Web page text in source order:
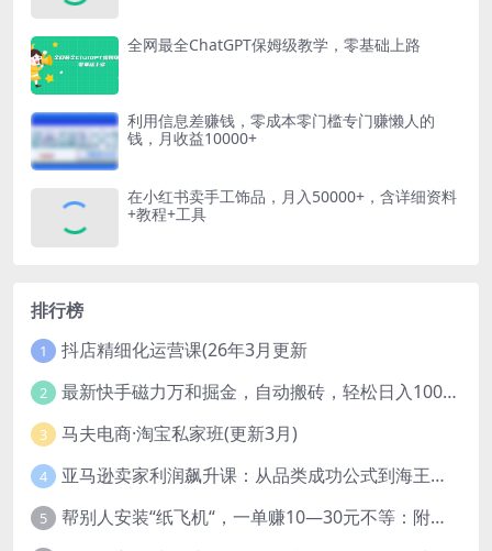
全网最全ChatGPT保姆级教学，零基础上路
利用信息差赚钱，零成本零门槛专门赚懒人的
钱，月收益10000+
在小红书卖手工饰品，月入50000+，含详细资料
+教程+工具
排行榜
1 抖店精细化运营课(26年3月更新
2 最新快手磁力万和掘金，自动搬砖，轻松日入100-200，操作简单
3 马夫电商·淘宝私家班(更新3月)
4 亚马逊卖家利润飙升课：从品类成功公式到海王打法，让每个SKU都成爆款一路飙升(更新26年3月
5 帮别人安装“纸飞机“，一单赚10—30元不等：附：免费节点